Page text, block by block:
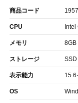
商品コード
CPU Intel
メモリ 8GB
ストレージ
表示能力
OS